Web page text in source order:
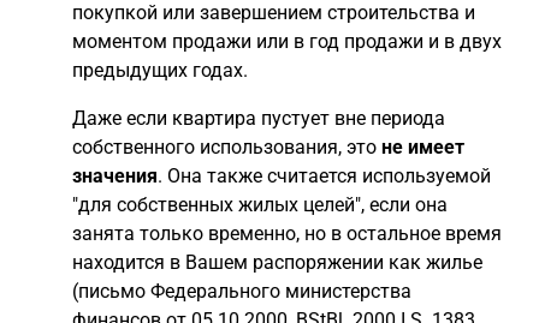
покупкой или завершением строительства и
моментом продажи или в год продажи и в двух
предыдущих годах.
Даже если квартира пустует вне периода
собственного использования, это не имеет
значения. Она также считается используемой
"для собственных жилых целей", если она
занята только временно, но в остальное время
находится в Вашем распоряжении как жилье
(письмо Федерального министерства